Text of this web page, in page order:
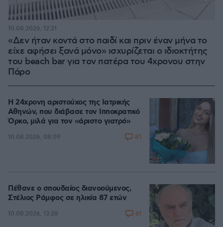
«Δεν ήταν κοντά στο παιδί και πριν έναν μήνα το
είχε αφήσει ξανά μόνο» ισχυρίζεται ο ιδιοκτήτης
του beach bar για τον πατέρα του 4χρονου στην
Πάρο
10.08.2026, 12:21
Η 24χρονη αριστούχος της Ιατρικής
Αθηνών, που διάβασε τον Ιπποκρατικό
Όρκο, μιλά για τον «άριστο γιατρό»
10.08.2026, 08:09 81
Πέθανε ο σπουδαίος διανοούμενος,
Στέλιος Ράμφος σε ηλικία 87 ετών
10.08.2026, 13:28 61